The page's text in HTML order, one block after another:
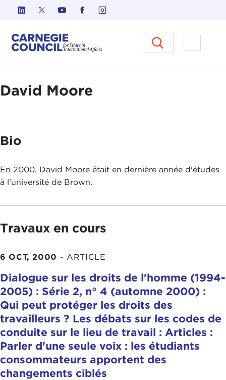
Skip to content
Carnegie Council sur
Ouvrir
David Moore
Bio
En 2000, David Moore était en dernière année d'études
à l'université de Brown.
Travaux en cours
6 OCT, 2000 - ARTICLE
Dialogue sur les droits de l'homme (1994-
2005) : Série 2, n° 4 (automne 2000) :
Qui peut protéger les droits des
travailleurs ? Les débats sur les codes de
conduite sur le lieu de travail : Articles :
Parler d'une seule voix : les étudiants
consommateurs apportent des
changements ciblés